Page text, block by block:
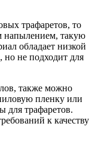
трафаретов, то
напылением, такую
обладает низкой
но не подходит для
также можно
пленку или
для трафаретов.
к качеству